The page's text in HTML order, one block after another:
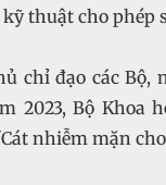
thuật cho phép
chỉ đạo các Bộ,
2023, Bộ Khoa
nhiễm mặn